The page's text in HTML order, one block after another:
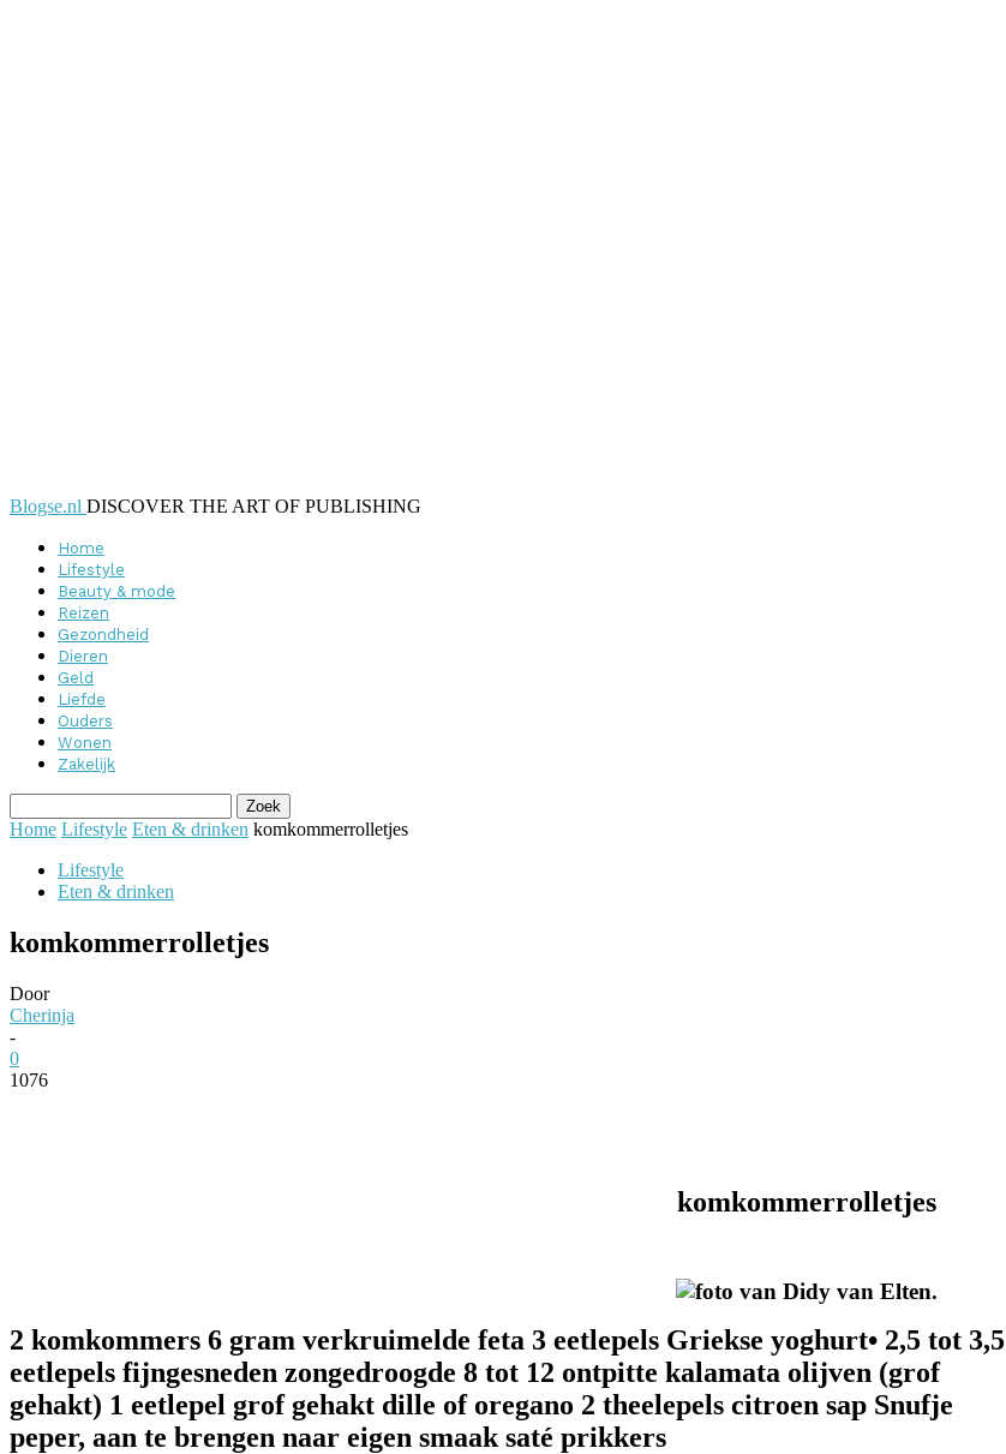
Blogse.nl DISCOVER THE ART OF PUBLISHING
Home
Lifestyle
Beauty & mode
Reizen
Gezondheid
Dieren
Geld
Liefde
Ouders
Wonen
Zakelijk
Home Lifestyle Eten & drinken komkommerrolletjes
Lifestyle
Eten & drinken
komkommerrolletjes
Door
Cherinja
-
0
1076
komkommerrolletjes
2 komkommers 6 gram verkruimelde feta 3 eetlepels Griekse yoghurt• 2,5 tot 3,5
eetlepels fijngesneden zongedroogde 8 tot 12 ontpitte kalamata olijven (grof
gehakt) 1 eetlepel grof gehakt dille of oregano 2 theelepels citroen sap Snufje
peper, aan te brengen naar eigen smaak saté prikkers